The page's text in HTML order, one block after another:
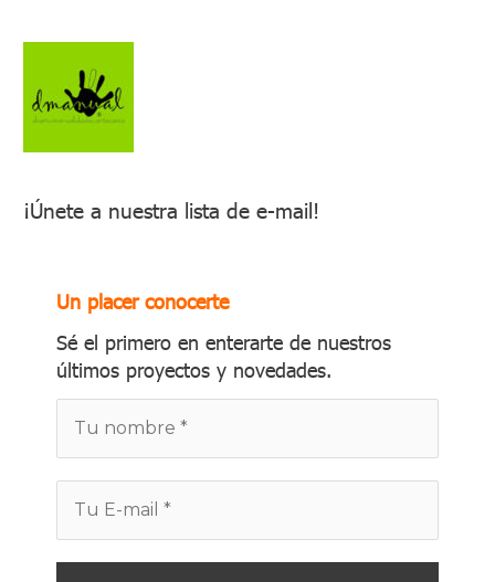
¡Únete a nuestra lista de e-mail!
Un placer conocerte
Sé el primero en enterarte de nuestros
últimos proyectos y novedades.